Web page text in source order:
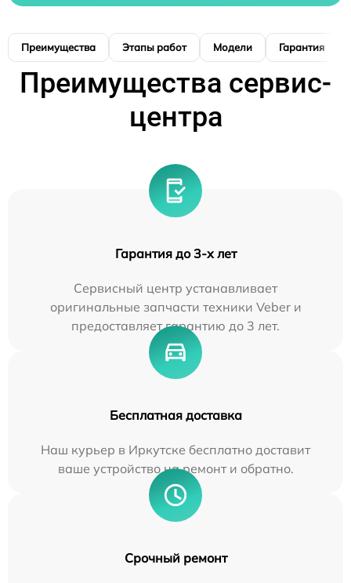
Преимущества Этапы работ Модели Гарантия
Преимущества сервис-
центра
Гарантия до 3-х лет
Сервисный центр устанавливает
оригинальные запчасти техники Veber и
предоставляет гарантию до 3 лет.
Бесплатная доставка
Наш курьер в Иркутске бесплатно доставит
ваше устройство на ремонт и обратно.
Срочный ремонт